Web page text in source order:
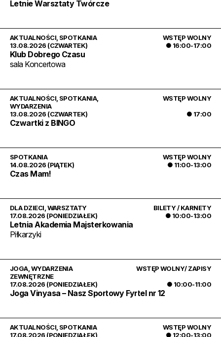
Letnie Warsztaty Twórcze
13.08.2026 (CZWARTEK) ● 16:00-17:00
AKTUALNOŚCI SPOTKANIA WSTĘP WOLNY
Klub Dobrego Czasu
sala Koncertowa
13.08.2026 (CZWARTEK) ● 17:00
AKTUALNOŚCI SPOTKANIA,
WYDARZENIA
WSTĘP WOLNY
Czwartki z BINGO
14.08.2026 (PIĄTEK) ● 11:00-13:00
SPOTKANIA WSTĘP WOLNY
Czas Mam!
17.08.2026 (PONIEDZIAŁEK) ● 10:00-13:00
DLA DZIECI WARSZTATY BILETY / KARNETY
Letnia Akademia Majsterkowania
Piłkarzyki
17.08.2026 (PONIEDZIAŁEK) ● 10:00-11:00
JOGA, WYDARZENIA
ZEWNĘTRZNE
WSTĘP WOLNY/ ZAPISY
Joga Vinyasa – Nasz Sportowy Fyrtel nr 12
17.08.2026 (PONIEDZIAŁEK) ● 12:00-13:00
AKTUALNOŚCI SPOTKANIA WSTĘP WOLNY